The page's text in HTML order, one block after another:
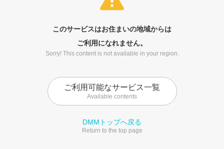
このサービスはお住まいの地域からは
ご利用になれません。
Sorry! This content is not available in your region.
ご利用可能なサービス一覧
Available contents
DMMトップへ戻る
Return to the top page